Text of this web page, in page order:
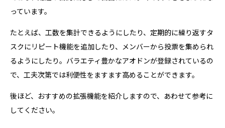
っています。
たとえば、工数を集計できるようにしたり、定期的に繰り返すタ
スクにリピート機能を追加したり、メンバーから投票を集められ
るようにしたり。バラエティ豊かなアオドンが登録されているの
で、工夫次第では利便性をますます高めることができます。
後ほど、おすすめの拡張機能を紹介しますので、あわせて参考に
してください。